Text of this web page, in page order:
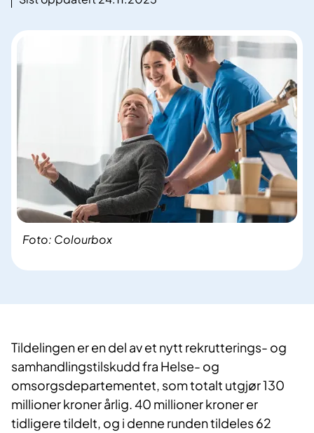
Foto: Colourbox
Tildelingen er en del av et nytt rekrutterings- og
samhandlingstilskudd fra Helse- og
omsorgsdepartementet, som totalt utgjør 130
millioner kroner årlig. 40 millioner kroner er
tidligere tildelt, og i denne runden tildeles 62